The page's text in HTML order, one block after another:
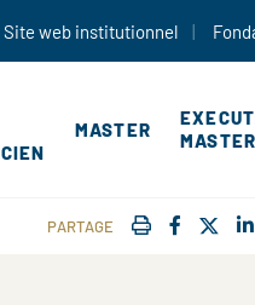
Aller au contenu
Site web institutionnel
MASTER
MASTER
PARTAGE IMPRIMER